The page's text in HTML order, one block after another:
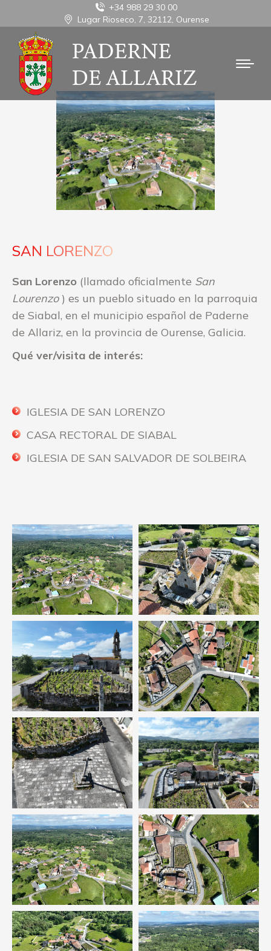
+34 988 29 30 00
Lugar Rioseco, 7, 32112, Ourense
SAN LORENZO
San Lorenzo (llamado oficialmente San
Lourenzo) es un pueblo situado en la parroquia
de Siabal, en el municipio español de Paderne
de Allariz, en la provincia de Ourense, Galicia.
Qué ver/visita de interés:
IGLESIA DE SAN LORENZO
CASA RECTORAL DE SIABAL
IGLESIA DE SAN SALVADOR DE SOLBEIRA